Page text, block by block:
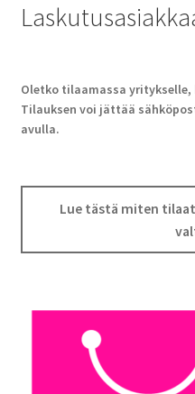
Oletko tilaamassa
Tilauksen voi jättää
avulla.
Lue tästä miten